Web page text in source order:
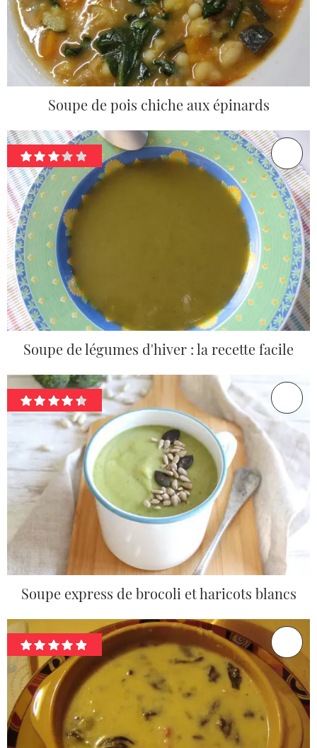
Soupe de pois chiche aux épinards
Soupe de légumes d'hiver : la recette facile
Soupe express de brocoli et haricots blancs